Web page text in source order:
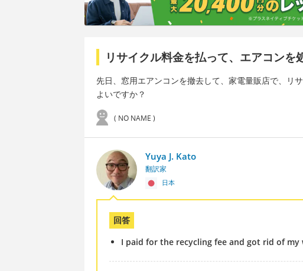
リサイクル料金を払って、エアコンを
先日、窓用エアンコンを撤去して、家電量販店で、リ
よいですか？
( NO NAME )
Yuya J. Kato
翻訳家
日本
回答
I paid for the recycling fee and got rid of